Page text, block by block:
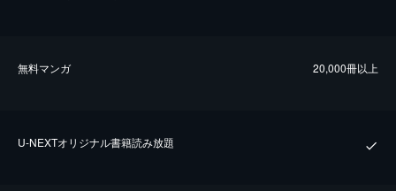
無料マンガ 20,000冊以上
U-NEXTオリジナル書籍読み放題